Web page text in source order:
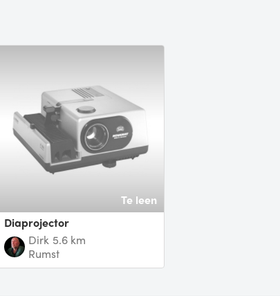
Te leen
Diaprojector
Dirk 5.6 km
Rumst